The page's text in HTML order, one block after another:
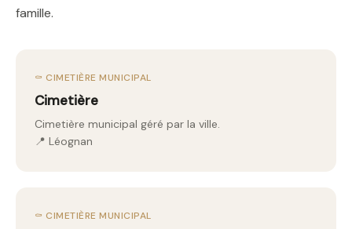
famille.
⚰️ CIMETIÈRE MUNICIPAL
Cimetière
Cimetière municipal géré par la ville.
📍 Léognan
⚰️ CIMETIÈRE MUNICIPAL